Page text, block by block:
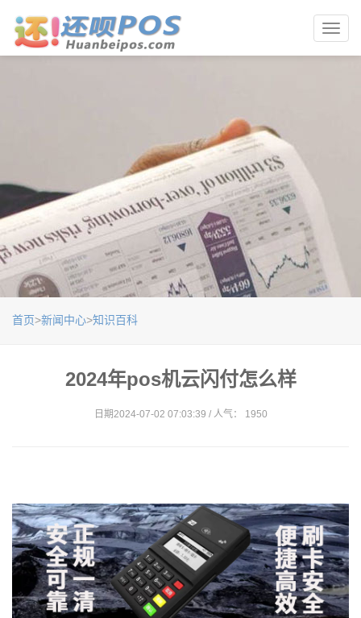
首页>新闻中心>知识百科
2024年pos机云闪付怎么样
日期2024-07-02 07:03:39 / 人气： 1950